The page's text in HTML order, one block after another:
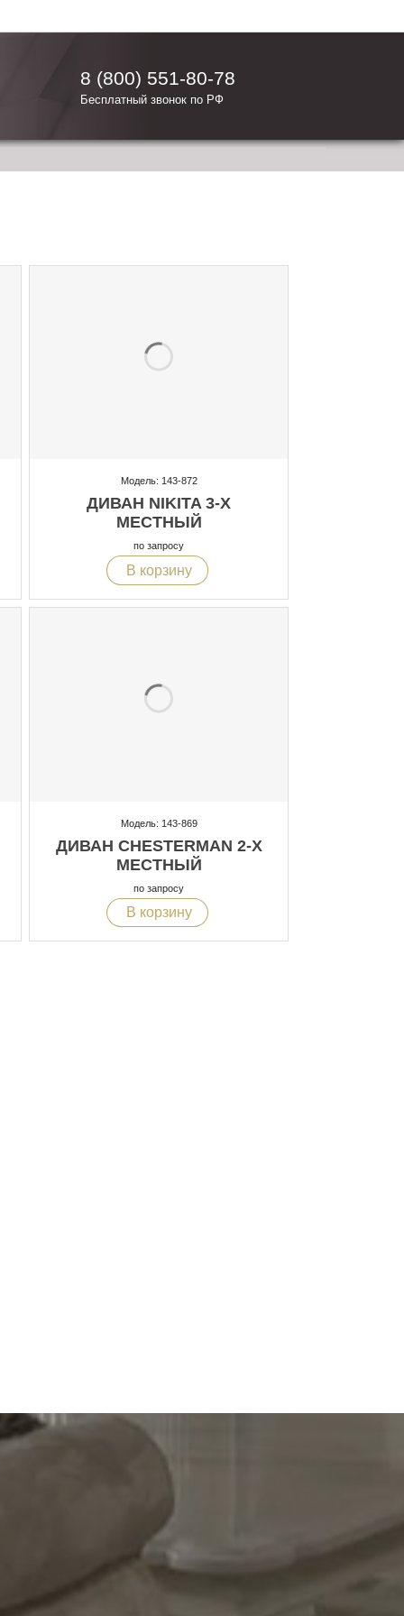
8 (800) 551-80-78
Бесплатный звонок по РФ
Модель: 143-872
ДИВАН NIKITA 3-Х
МЕСТНЫЙ
по запросу
В корзину
Модель: 143-869
ДИВАН CHESTERMAN 2-Х
МЕСТНЫЙ
по запросу
В корзину